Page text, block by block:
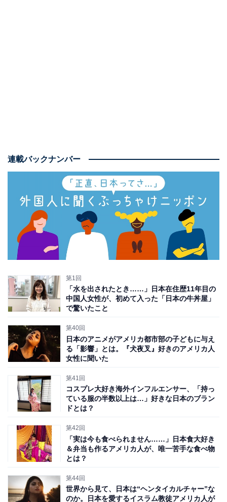
海外で“ジャパンディ”が大流行中。日本人なら知ってい
て当たり前？
私もそれにこだわっているのですが、『カードキャプタ
ーさくら』のグッズだけは自分に買うのを許していま
す。カレンダーとか、枕カバーとか、かわいくて実用的
な物が好みです。『カードキャプターさくら』がアニメ
View this post on Instagram
連載バックナンバー
第1回
「水を出されたとき……」日本在住歴11年目の
中国人女性が、初めて入った「日本の牛丼屋」
で驚いたこと
第40回
日本のアニメがアメリカ都市部の子どもに与え
る「影響」とは。『犬夜叉』好きのアメリカ人
女性に聞いた
第41回
コスプレ大好き海外インフルエンサー、「持っ
ている服の半数以上は…」好きな日本のブラン
ドとは？
第42回
「実は今も食べられません……」日本食大好き
＆弁当も作るアメリカ人が、唯一苦手な食べ物
とは？
第44回
世界から見て、日本は“ヘンタイカルチャー”な
のか。日本を愛するイスラム教徒アメリカ人が